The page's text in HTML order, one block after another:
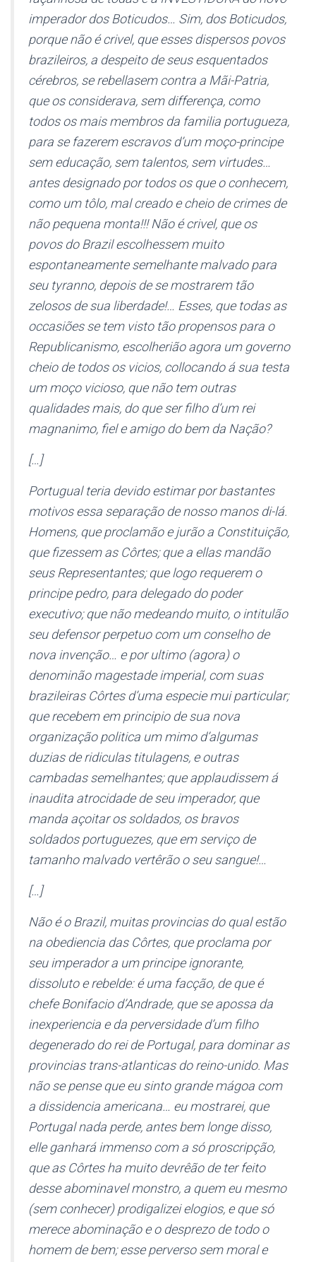
imperador dos Boticudos… Sim, dos Boticudos,
porque não é crivel, que esses dispersos povos
brazileiros, a despeito de seus esquentados
cérebros, se rebellasem contra a Mãi-Patria,
que os considerava, sem differença, como
todos os mais membros da familia portugueza,
para se fazerem escravos d’um moço-principe
sem educação, sem talentos, sem virtudes…
antes designado por todos os que o conhecem,
como um tôlo, mal creado e cheio de crimes de
não pequena monta!!!Não é crivel, que os
povos do Brazil escolhessem muito
espontaneamente semelhante malvado para
seu tyranno, depois de se mostrarem tão
zelosos de sua liberdade!… Esses, que todas as
occasiões se tem visto tão propensos para o
Republicanismo, escolherião agora um governo
cheio de todos os vicios, collocando á sua testa
um moço vicioso, que não tem outras
qualidades mais, do que ser filho d’um rei
magnanimo, fiel e amigo do bem da Nação?
[…]
Portugual teria devido estimar por bastantes
motivos essa separação de nosso manos di-lá.
Homens, que proclamão e jurão a Constituição,
que fizessem as Côrtes; que a ellas mandão
seus Representantes; que logo requerem o
principe pedro, para delegado do poder
executivo; que não medeando muito, o intitulão
seu defensor perpetuo com um conselho de
nova invenção… e por ultimo (agora) o
denominão magestade imperial, com suas
brazileiras Côrtes d’uma especie mui particular;
que recebem em principio de sua nova
organização politica um mimo d’algumas
duzias de ridiculas titulagens, e outras
cambadas semelhantes; que applaudissem á
inaudita atrocidade de seu imperador, que
manda açoitar os soldados, os bravos
soldados portuguezes, que em serviço de
tamanho malvado vertêrão o seu sangue!…
[…]
Não é o Brazil, muitas provincias do qual estão
na obediencia das Côrtes, que proclama por
seu imperador a um principe ignorante,
dissoluto e rebelde: é uma facção, de que é
chefe Bonifacio d’Andrade, que se apossa da
inexperiencia e da perversidade d’um filho
degenerado do rei de Portugal, para dominar as
provincias trans-atlanticas do reino-unido. Mas
não se pense que eu sinto grande mágoa com
a dissidencia americana… eu mostrarei, que
Portugal nada perde, antes bem longe disso,
elle ganhará immenso com a só proscripção,
que as Côrtes ha muito devrêão de ter feito
desseabominavel monstro, a quem eu mesmo
(sem conhecer) prodigalizei elogios, e que só
merece abominação e o desprezo de todo o
homem de bem; esse perverso sem moral e